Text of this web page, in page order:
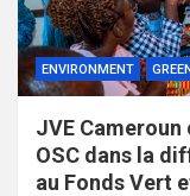
ENVIRONMENT
JVE
OSC dans la
au Fonds Vert